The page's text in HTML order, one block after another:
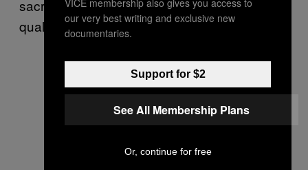
sacré paquet de groupes français de super
qualité dans notre scène.
our very best writing and exclusive new
documentaries.
Support for $2
See All Membership Plans
Or, continue for free